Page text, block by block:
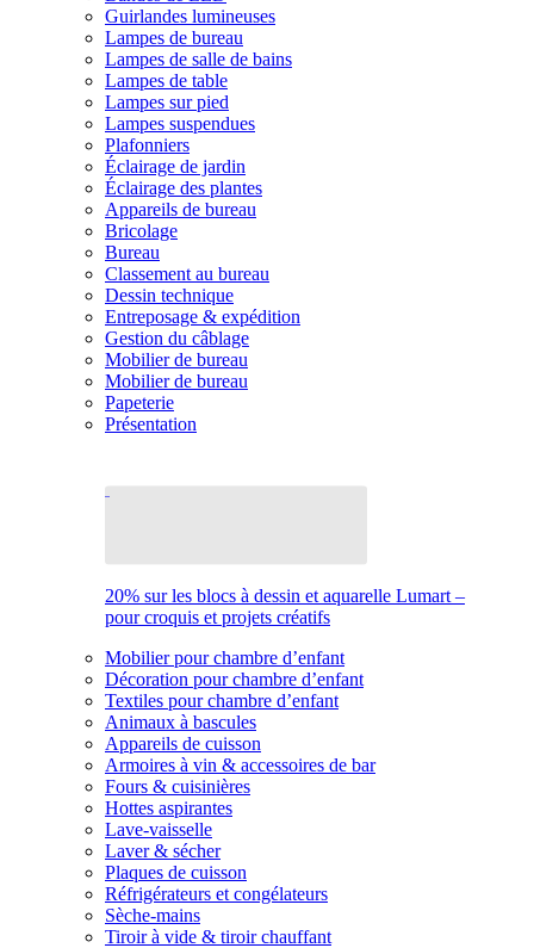
Guirlandes lumineuses
Lampes de bureau
Lampes de salle de bains
Lampes de table
Lampes sur pied
Lampes suspendues
Plafonniers
Éclairage de jardin
Éclairage des plantes
Appareils de bureau
Bricolage
Bureau
Classement au bureau
Dessin technique
Entreposage & expédition
Gestion du câblage
Mobilier de bureau
Mobilier de bureau
Papeterie
Présentation
20% sur les blocs à dessin et aquarelle Lumart –
pour croquis et projets créatifs
Mobilier pour chambre d’enfant
Décoration pour chambre d’enfant
Textiles pour chambre d’enfant
Animaux à bascules
Appareils de cuisson
Armoires à vin & accessoires de bar
Fours & cuisinières
Hottes aspirantes
Lave-vaisselle
Laver & sécher
Plaques de cuisson
Réfrigérateurs et congélateurs
Sèche-mains
Tiroir à vide & tiroir chauffant